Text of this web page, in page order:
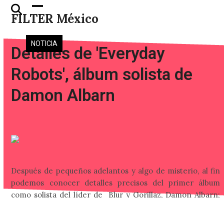
Skip
FILTER México
Open
mobile
menu
Close
mobile
menu
NOTICIA
Detalles de 'Everyday
Robots', álbum solista de
Damon Albarn
Después de pequeños adelantos y algo de misterio, al fin
podemos conocer detalles precisos del primer álbum
como solista del líder de Blur y Gorillaz, Damon Albarn;